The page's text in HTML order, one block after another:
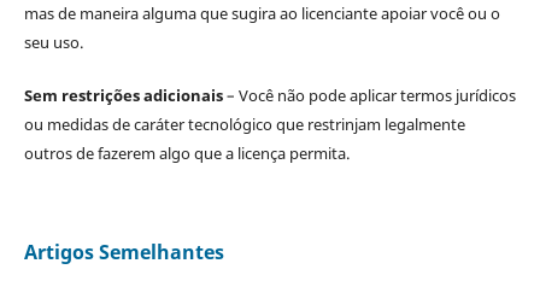
mas de maneira alguma que sugira ao licenciante apoiar você ou o
seu uso.
Sem restrições adicionais– Você não pode aplicar termos jurídicos
ou medidas de caráter tecnológico que restrinjam legalmente
outros de fazerem algo que a licença permita.
Artigos Semelhantes